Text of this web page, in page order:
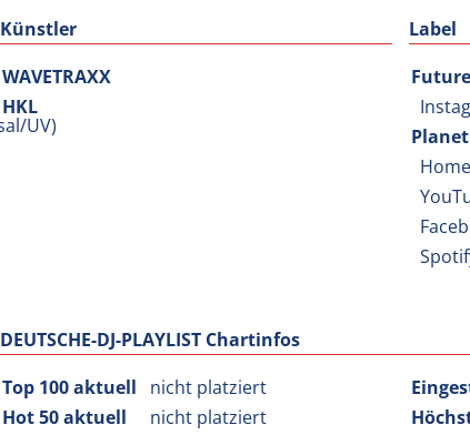
Künstler
WAVETRAXX
HKL
Label
DEUTSCHE-DJ-PLAYLIST Chartinfos
Top 100 aktuell
nicht platziert
Hot 50 aktuell
nicht platziert